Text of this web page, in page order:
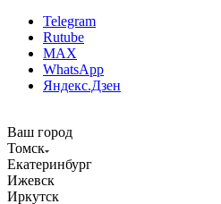
Telegram
Rutube
MAX
WhatsApp
Яндекс.Дзен
Ваш город
Томск
Екатеринбург
Ижевск
Иркутск